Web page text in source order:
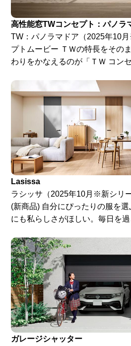
高性能窓TWコンセプト：パノラ
TW：パノラマドア（2025年10
プトムービー ＴＷの特長をその
わりをかなえるのが「ＴＷ コン
Lasissa
ラシッサ（2025年10月※新シリ
(新商品) 自分にぴったりの服を
にも私らしさがほしい。毎日を
ガレージシャッター